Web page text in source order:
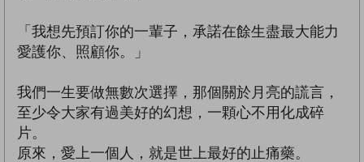
「我想先預訂你的一輩子，承諾在餘生盡最大能力
愛護你、照顧你。」
我們一生要做無數次選擇，那個關於月亮的謊言，
至少令大家有過美好的幻想，一顆心不用化成碎
片。
原來，愛上一個人，就是世上最好的止痛藥。